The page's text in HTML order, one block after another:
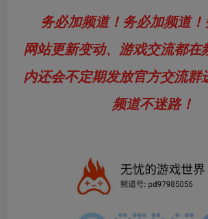
务必加频道！务必加频道！
网站更新变动、游戏交流都在
内还会不定期发放官方交流群
频道不迷路！